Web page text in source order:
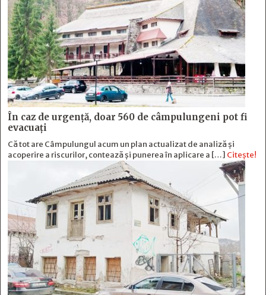
În caz de urgență, doar 560 de câmpulungeni pot fi
evacuați
Că tot are Câmpulungul acum un plan actualizat de analiză și
acoperire a riscurilor, contează și punerea în aplicare a […] Citește!